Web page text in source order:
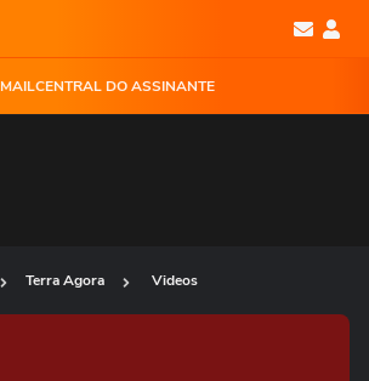
CENTRAL DO ASSINANTE
Terra Agora Videos